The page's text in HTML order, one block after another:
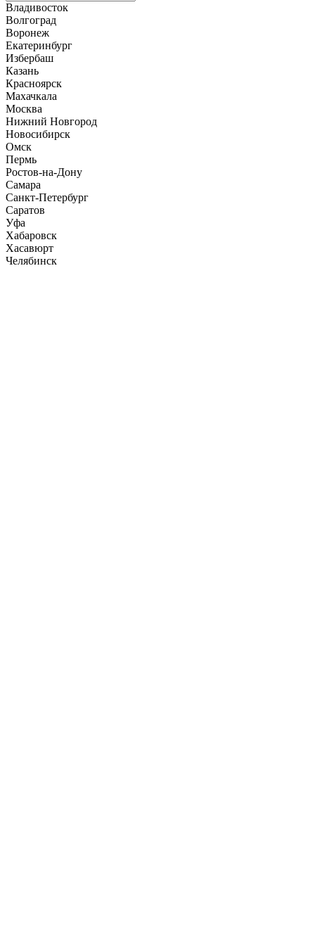
Владивосток
Волгоград
Воронеж
Екатеринбург
Избербаш
Казань
Красноярск
Махачкала
Москва
Нижний Новгород
Новосибирск
Омск
Пермь
Ростов-на-Дону
Самара
Санкт-Петербург
Саратов
Уфа
Хабаровск
Хасавюрт
Челябинск